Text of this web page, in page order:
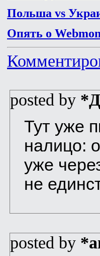
Польша vs
Опять о
posted by
Тут уже
налицо:
уже
не
posted by